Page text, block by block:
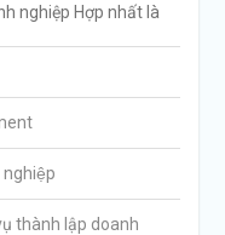
thành lập doanh
nghiệp Hợp nhất là